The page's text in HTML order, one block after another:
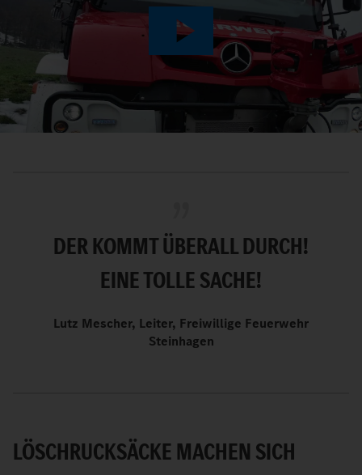
Play
Video
DER KOMMT ÜBERALL DURCH!
EINE TOLLE SACHE!
Lutz Mescher, Leiter, Freiwillige Feuerwehr
Steinhagen
LÖSCHRUCKSÄCKE MACHEN SICH